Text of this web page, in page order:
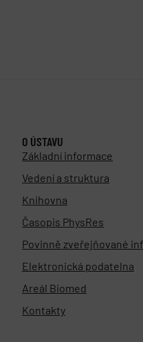
O ÚSTAVU
Základní informace
Vedení a struktura
Knihovna
Časopis PhysRes
Povinně zveřejňované
Elektronická podatelna
Areál Biomed
Kontakty